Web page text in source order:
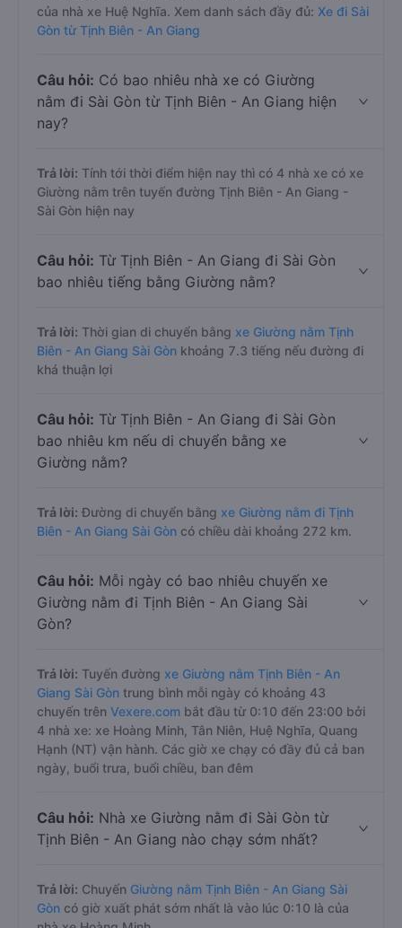
của nhà xe Huệ Nghĩa. Xem danh sách đầy đủ: Xe đi Sài
Gòn từ Tịnh Biên - An Giang
Câu hỏi: Có bao nhiêu nhà xe có Giường
nằm đi Sài Gòn từ Tịnh Biên - An Giang hiện
nay?
Trả lời: Tính tới thời điểm hiện nay thì có 4 nhà xe có xe
Giường nằm trên tuyến đường Tịnh Biên - An Giang -
Sài Gòn hiện nay
Câu hỏi: Từ Tịnh Biên - An Giang đi Sài Gòn
bao nhiêu tiếng bằng Giường nằm?
Trả lời: Thời gian di chuyển bằng xe Giường nằm Tịnh
Biên - An Giang Sài Gòn khoảng 7.3 tiếng nếu đường đi
khá thuận lợi
Câu hỏi: Từ Tịnh Biên - An Giang đi Sài Gòn
bao nhiêu km nếu di chuyển bằng xe
Giường nằm?
Trả lời: Đường di chuyển bằng xe Giường nằm đi Tịnh
Biên - An Giang Sài Gòn có chiều dài khoảng 272 km.
Câu hỏi: Mỗi ngày có bao nhiêu chuyến xe
Giường nằm đi Tịnh Biên - An Giang Sài
Gòn?
Trả lời: Tuyến đường xe Giường nằm Tịnh Biên - An
Giang Sài Gòn trung bình mỗi ngày có khoảng 43
chuyến trên Vexere.com bắt đầu từ 0:10 đến 23:00 bởi
4 nhà xe: xe Hoàng Minh, Tân Niên, Huệ Nghĩa, Quang
Hạnh (NT) vận hành. Các giờ xe chạy có đầy đủ cả ban
ngày, buổi trưa, buổi chiều, ban đêm
Câu hỏi: Nhà xe Giường nằm đi Sài Gòn từ
Tịnh Biên - An Giang nào chạy sớm nhất?
Trả lời: Chuyến Giường nằm Tịnh Biên - An Giang Sài
Gòn có giờ xuất phát sớm nhất là vào lúc 0:10 là của